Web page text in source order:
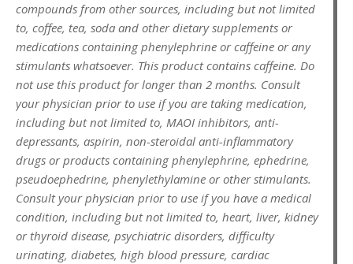
compounds from other sources, including but not limited
to, coffee, tea, soda and other dietary supplements or
medications containing phenylephrine or caffeine or any
stimulants whatsoever. This product contains caffeine. Do
not use this product for longer than 2 months. Consult
your physician prior to use if you are taking medication,
including but not limited to, MAOI inhibitors, anti-
depressants, aspirin, non-steroidal anti-inflammatory
drugs or products containing phenylephrine, ephedrine,
pseudoephedrine, phenylethylamine or other stimulants.
Consult your physician prior to use if you have a medical
condition, including but not limited to, heart, liver, kidney
or thyroid disease, psychiatric disorders, difficulty
urinating, diabetes, high blood pressure, cardiac